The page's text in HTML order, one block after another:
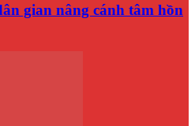
gian nâng cánh tâm hồn